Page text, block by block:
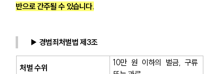
반으로 간주될 수 있습니다.
▶ 경범죄처벌법 제3조
처벌 수위
10만 원 이하의 벌금, 구류